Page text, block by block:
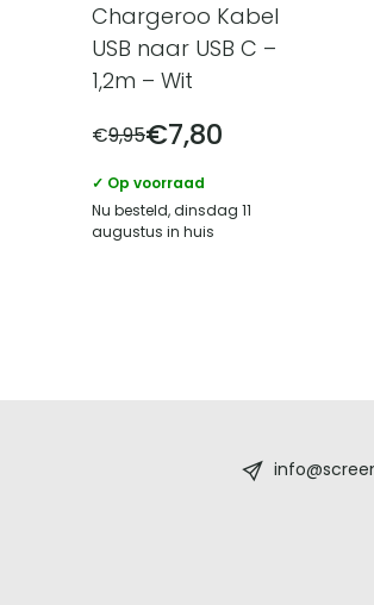
Chargeroo Kabel
USB naar USB C –
1,2m – Wit
€9,95€7,80
✓ Op voorraad
Nu besteld, dinsdag 11
augustus in huis